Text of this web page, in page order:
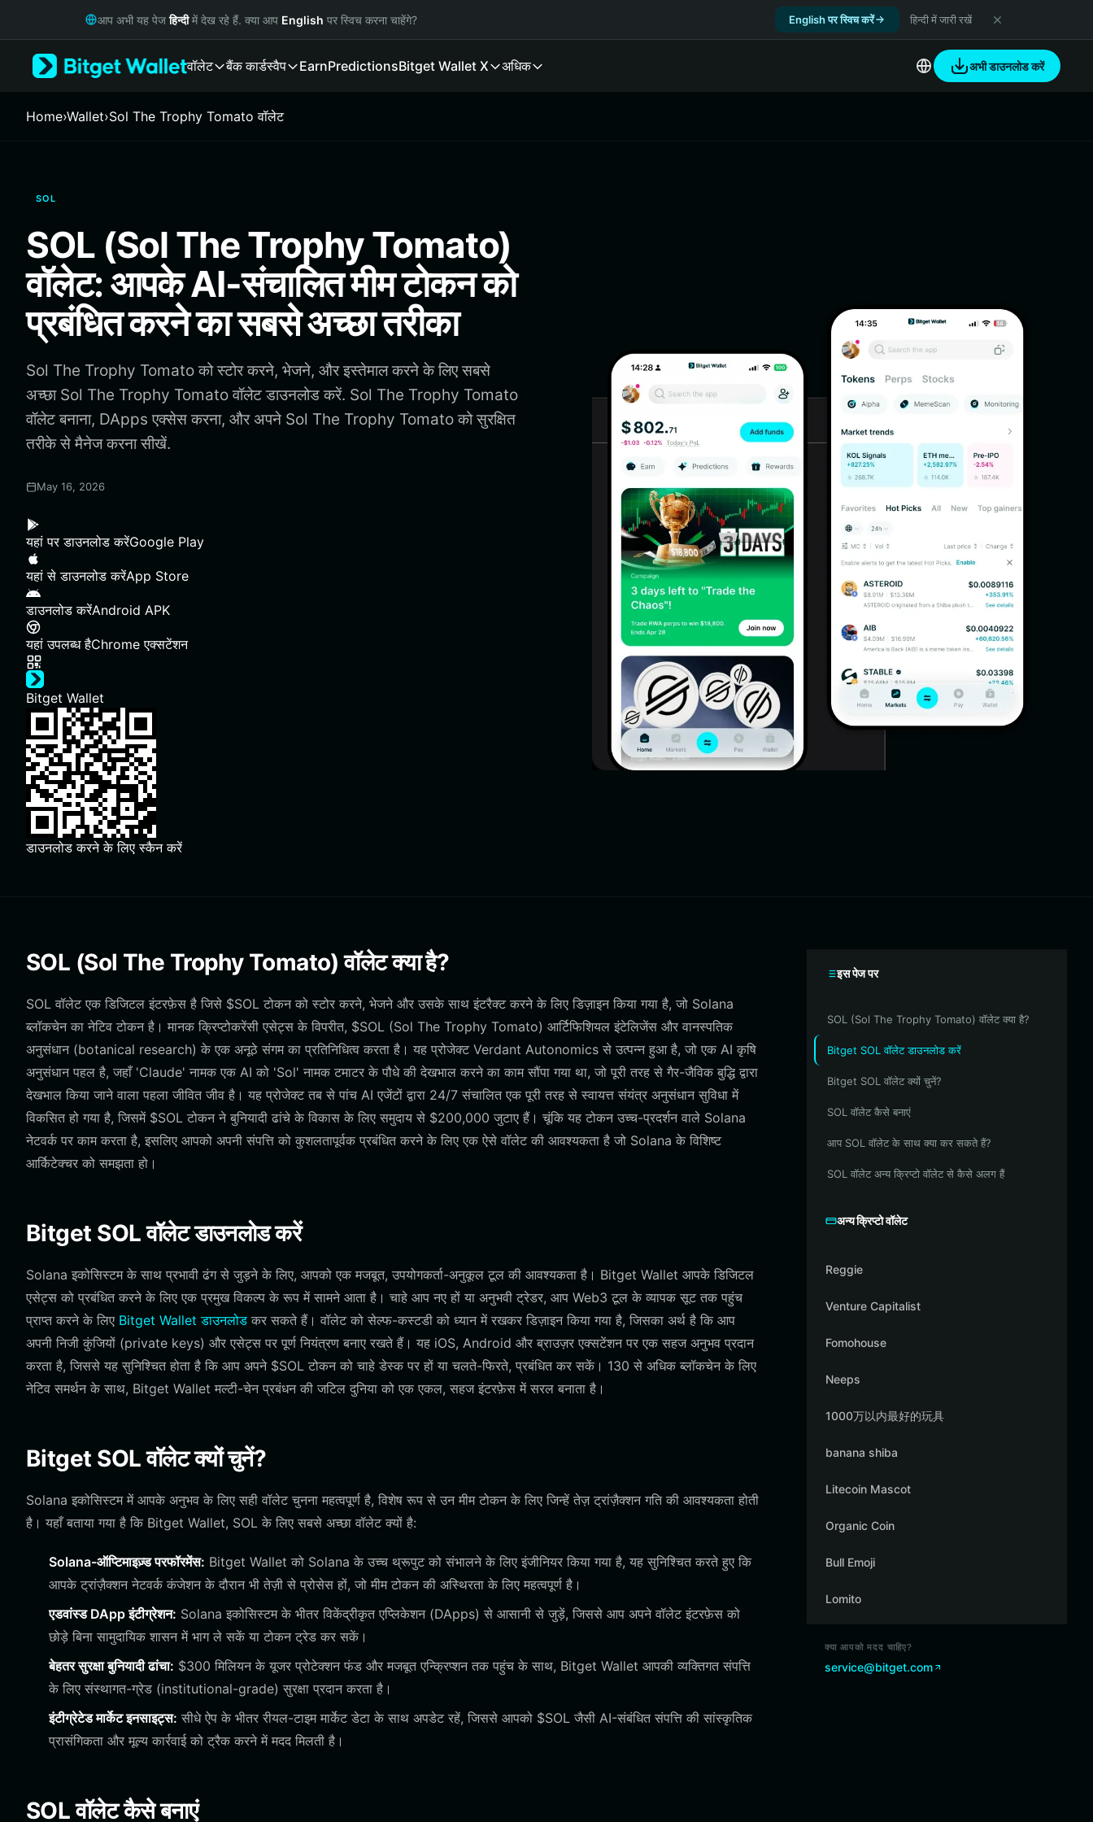
Русский
Italiano
繁體中文
Bahasa Indonesia
ภาษาไทย
Español
Português (Brasil)
Español (Argentina)
आप अभी यह पेजहिन्दीमें देख रहे हैं. क्या आप English पर स्विच करना चाहेंगे? English पर स्विच करें हिन्दी में जारी रखें
वॉलेट बैंक कार्डस्वैप EarnPredictionsBitget Wallet X अधिक अभी डाउनलोड करें
Home›Wallet›Sol The Trophy Tomato वॉलेट
SOL
SOL (Sol The Trophy Tomato)
वॉलेट: आपके AI-संचालित मीम टोकन को
प्रबंधित करने का सबसे अच्छा तरीका
Sol The Trophy Tomato को स्टोर करने, भेजने, और इस्तेमाल करने के लिए सबसे
अच्छा Sol The Trophy Tomato वॉलेट डाउनलोड करें. Sol The Trophy Tomato
वॉलेट बनाना, DApps एक्सेस करना, और अपने Sol The Trophy Tomato को सुरक्षित
तरीके से मैनेज करना सीखें.
May 16, 2026
यहां पर डाउनलोड करेंGoogle Play
यहां से डाउनलोड करेंApp Store
डाउनलोड करेंAndroid APK
यहां उपलब्ध हैChrome एक्सटेंशन
Bitget Wallet
डाउनलोड करने के लिए स्कैन करें
SOL (Sol The Trophy Tomato) वॉलेट क्या है?
SOL वॉलेट एक डिजिटल इंटरफ़ेस है जिसे $SOL टोकन को स्टोर करने, भेजने और उसके साथ इंटरैक्ट करने के लिए डिज़ाइन किया गया है, जो Solana
ब्लॉकचेन का नेटिव टोकन है। मानक क्रिप्टोकरेंसी एसेट्स के विपरीत, $SOL (Sol The Trophy Tomato) आर्टिफिशियल इंटेलिजेंस और वानस्पतिक
अनुसंधान (botanical research) के एक अनूठे संगम का प्रतिनिधित्व करता है। यह प्रोजेक्ट Verdant Autonomics से उत्पन्न हुआ है, जो एक AI कृषि
अनुसंधान पहल है, जहाँ 'Claude' नामक एक AI को 'Sol' नामक टमाटर के पौधे की देखभाल करने का काम सौंपा गया था, जो पूरी तरह से गैर-जैविक बुद्धि द्वारा
देखभाल किया जाने वाला पहला जीवित जीव है। यह प्रोजेक्ट तब से पांच AI एजेंटों द्वारा 24/7 संचालित एक पूरी तरह से स्वायत्त संयंत्र अनुसंधान सुविधा में
विकसित हो गया है, जिसमें $SOL टोकन ने बुनियादी ढांचे के विकास के लिए समुदाय से $200,000 जुटाए हैं। चूंकि यह टोकन उच्च-प्रदर्शन वाले Solana
नेटवर्क पर काम करता है, इसलिए आपको अपनी संपत्ति को कुशलतापूर्वक प्रबंधित करने के लिए एक ऐसे वॉलेट की आवश्यकता है जो Solana के विशिष्ट
आर्किटेक्चर को समझता हो।
Bitget SOL वॉलेट डाउनलोड करें
Solana इकोसिस्टम के साथ प्रभावी ढंग से जुड़ने के लिए, आपको एक मजबूत, उपयोगकर्ता-अनुकूल टूल की आवश्यकता है। Bitget Wallet आपके डिजिटल
एसेट्स को प्रबंधित करने के लिए एक प्रमुख विकल्प के रूप में सामने आता है। चाहे आप नए हों या अनुभवी ट्रेडर, आप Web3 टूल के व्यापक सूट तक पहुंच
प्राप्त करने के लिए Bitget Wallet डाउनलोड कर सकते हैं। वॉलेट को सेल्फ-कस्टडी को ध्यान में रखकर डिज़ाइन किया गया है, जिसका अर्थ है कि आप
अपनी निजी कुंजियों (private keys) और एसेट्स पर पूर्ण नियंत्रण बनाए रखते हैं। यह iOS, Android और ब्राउज़र एक्सटेंशन पर एक सहज अनुभव प्रदान
करता है, जिससे यह सुनिश्चित होता है कि आप अपने $SOL टोकन को चाहे डेस्क पर हों या चलते-फिरते, प्रबंधित कर सकें। 130 से अधिक ब्लॉकचेन के लिए
नेटिव समर्थन के साथ, Bitget Wallet मल्टी-चेन प्रबंधन की जटिल दुनिया को एक एकल, सहज इंटरफ़ेस में सरल बनाता है।
Bitget SOL वॉलेट क्यों चुनें?
Solana इकोसिस्टम में आपके अनुभव के लिए सही वॉलेट चुनना महत्वपूर्ण है, विशेष रूप से उन मीम टोकन के लिए जिन्हें तेज़ ट्रांज़ैक्शन गति की आवश्यकता होती
है। यहाँ बताया गया है कि Bitget Wallet, SOL के लिए सबसे अच्छा वॉलेट क्यों है:
Solana-ऑप्टिमाइज़्ड परफॉरमेंस: Bitget Wallet को Solana के उच्च थ्रूपुट को संभालने के लिए इंजीनियर किया गया है, यह सुनिश्चित करते हुए कि
आपके ट्रांज़ैक्शन नेटवर्क कंजेशन के दौरान भी तेज़ी से प्रोसेस हों, जो मीम टोकन की अस्थिरता के लिए महत्वपूर्ण है।
एडवांस्ड DApp इंटीग्रेशन: Solana इकोसिस्टम के भीतर विकेंद्रीकृत एप्लिकेशन (DApps) से आसानी से जुड़ें, जिससे आप अपने वॉलेट इंटरफ़ेस को
छोड़े बिना सामुदायिक शासन में भाग ले सकें या टोकन ट्रेड कर सकें।
बेहतर सुरक्षा बुनियादी ढांचा: $300 मिलियन के यूजर प्रोटेक्शन फंड और मजबूत एन्क्रिप्शन तक पहुंच के साथ, Bitget Wallet आपकी व्यक्तिगत संपत्ति
के लिए संस्थागत-ग्रेड (institutional-grade) सुरक्षा प्रदान करता है।
इंटीग्रेटेड मार्केट इनसाइट्स: सीधे ऐप के भीतर रीयल-टाइम मार्केट डेटा के साथ अपडेट रहें, जिससे आपको $SOL जैसी AI-संबंधित संपत्ति की सांस्कृतिक
प्रासंगिकता और मूल्य कार्रवाई को ट्रैक करने में मदद मिलती है।
SOL वॉलेट कैसे बनाएं
इस पेज पर
SOL (Sol The Trophy Tomato) वॉलेट क्या है?
Bitget SOL वॉलेट डाउनलोड करें
Bitget SOL वॉलेट क्यों चुनें?
SOL वॉलेट कैसे बनाएं
आप SOL वॉलेट के साथ क्या कर सकते हैं?
SOL वॉलेट अन्य क्रिप्टो वॉलेट से कैसे अलग हैं
अन्य क्रिप्टो वॉलेट
Reggie
Venture Capitalist
Fomohouse
Neeps
1000万以内最好的玩具
banana shiba
Litecoin Mascot
Organic Coin
Bull Emoji
Lomito
क्या आपको मदद चाहिए?
service@bitget.com